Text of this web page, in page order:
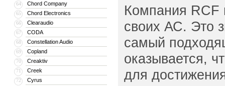
64 Chord Company
65 Chord Electronics
66 Clearaudio
67 CODA
68 Constellation Audio
69 Copland
70 Creaktiv
71 Creek
72 Cyrus
Компания RCF
своих АС. Это
самый
оказывается,
для